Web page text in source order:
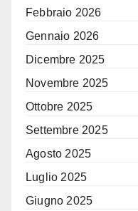
Febbraio 2026
Gennaio 2026
Dicembre 2025
Novembre 2025
Ottobre 2025
Settembre 2025
Agosto 2025
Luglio 2025
Giugno 2025